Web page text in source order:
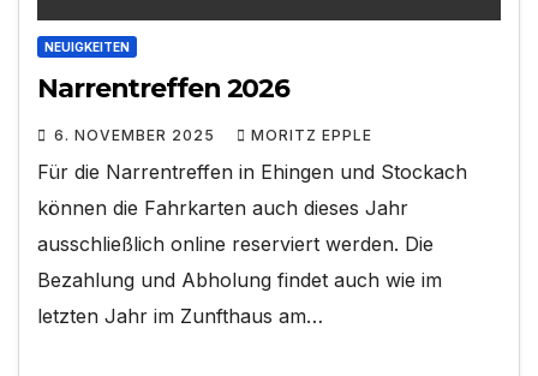
NEUIGKEITEN
Narrentreffen 2026
6. NOVEMBER 2025 MORITZ EPPLE
Für die Narrentreffen in Ehingen und Stockach
können die Fahrkarten auch dieses Jahr
ausschließlich online reserviert werden. Die
Bezahlung und Abholung findet auch wie im
letzten Jahr im Zunfthaus am…